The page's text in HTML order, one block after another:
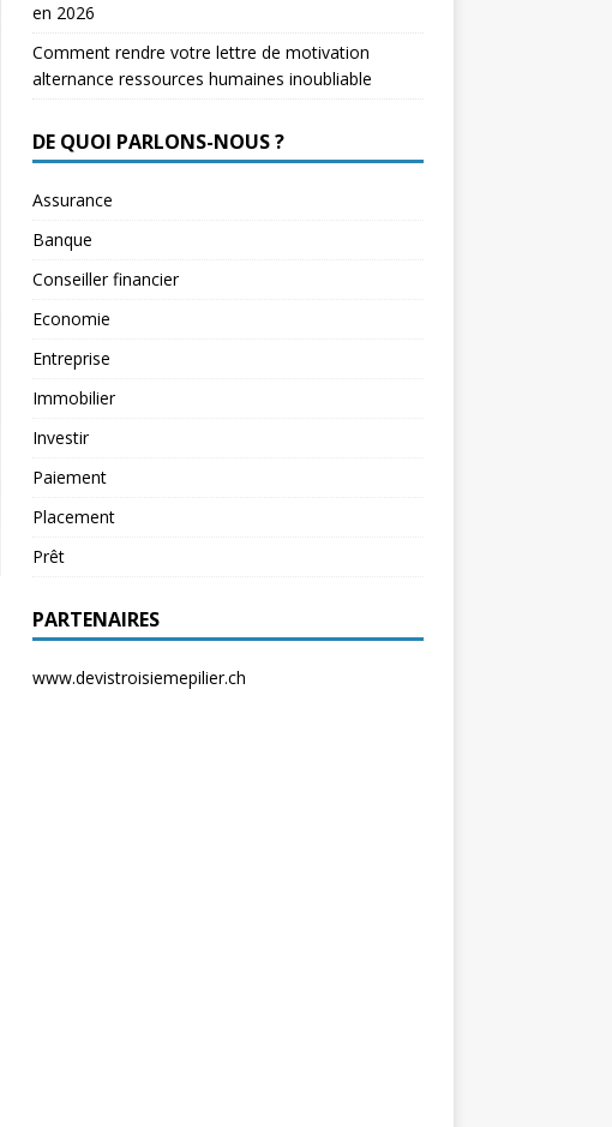
en 2026
Comment rendre votre lettre de motivation
alternance ressources humaines inoubliable
DE QUOI PARLONS-NOUS ?
Assurance
Banque
Conseiller financier
Economie
Entreprise
Immobilier
Investir
Paiement
Placement
Prêt
PARTENAIRES
www.devistroisiemepilier.ch